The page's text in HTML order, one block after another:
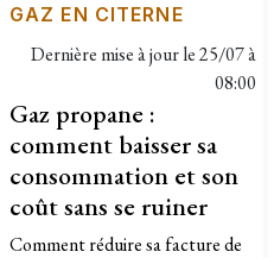
GAZ EN CITERNE
Dernière mise à jour le25/07 à
08:00
Gaz propane :
comment baisser sa
consommation et son
coût sans se ruiner
Comment réduire sa facture de